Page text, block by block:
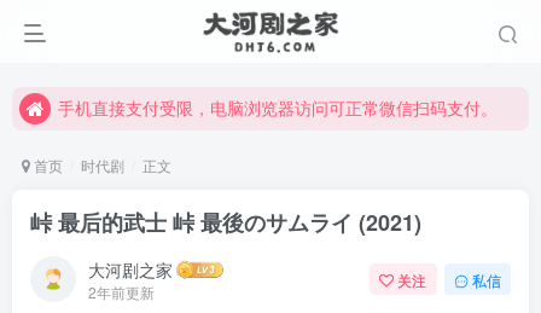
手机直接支付受限，电脑浏览器访问可正常微信扫码支付。
手机直接支付受限，电脑浏览器访问可正常微信扫码支付。
首页 时代剧 正文
峠 最后的武士 峠 最後のサムライ (2021)
大河剧之家
2年前更新
关注 私信